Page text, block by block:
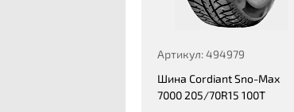
Артикул: 494979
Шина Cordiant Sno-Max
7000 205/70R15 100T